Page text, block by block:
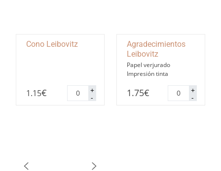
Cono Leibovitz
1.15€ -
Cono
Leibovitz
cantidad
+
Agradecimientos
Leibovitz
Papel verjurado
Impresión tinta
1.75€ -
Leibovitz
cantidad
+